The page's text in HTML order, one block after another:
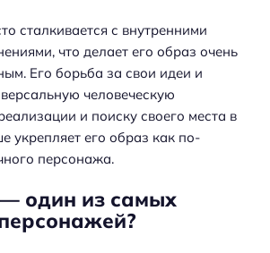
сталкивается с внутренними
что делает его образ очень
Его борьба за свои идеи и
человеческую
и поиску своего места в
укрепляет его образ как по-
персонажа.
один из самых